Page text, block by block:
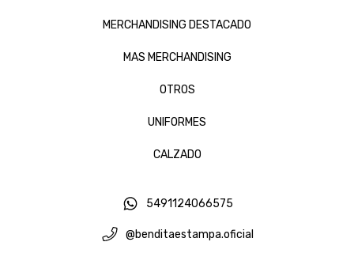
MERCHANDISING DESTACADO
MAS MERCHANDISING
OTROS
UNIFORMES
CALZADO
5491124066575
@benditaestampa.oficial